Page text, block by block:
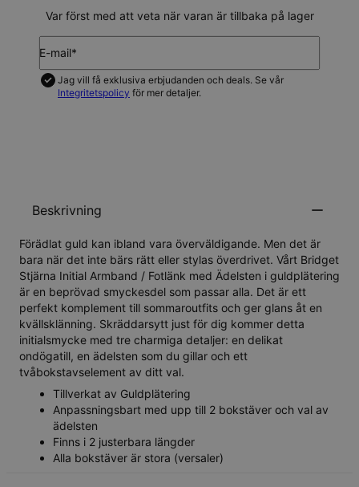
Var först med att veta när varan är tillbaka på lager
E-mail*
Jag vill få exklusiva erbjudanden och deals. Se vår
Integritetspolicy för mer detaljer.
Beskrivning
Förädlat guld kan ibland vara överväldigande. Men det är
bara när det inte bärs rätt eller stylas överdrivet. Vårt Bridget
Stjärna Initial Armband / Fotlänk med Ädelsten i guldplätering
är en beprövad smyckesdel som passar alla. Det är ett
perfekt komplement till sommaroutfits och ger glans åt en
kvällsklänning. Skräddarsytt just för dig kommer detta
initialsmycke med tre charmiga detaljer: en delikat
ondögatill, en ädelsten som du gillar och ett
tvåbokstavselement av ditt val.
Tillverkat av Guldplätering
Anpassningsbart med upp till 2 bokstäver och val av
ädelsten
Finns i 2 justerbara längder
Alla bokstäver är stora (versaler)